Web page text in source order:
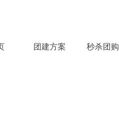
团建方案 秒杀团购